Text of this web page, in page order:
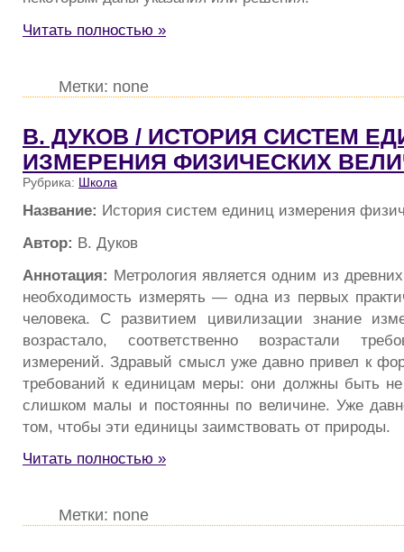
Читать полностью »
Метки: none
В. ДУКОВ / ИСТОРИЯ СИСТЕМ
ИЗМЕРЕНИЯ ФИЗИЧЕСКИХ
Рубрика: Школа
Название: История систем единиц измерения
Автор: В. Дуков
Аннотация: Метрология является одним из
необходимость измерять — одна из первых
человека. С развитием цивилизации знание
возрастало, соответственно возрастали
измерений. Здравый смысл уже давно привел к
требований к единицам меры: они должны быть
слишком малы и постоянны по величине. Уже
том, чтобы эти единицы заимствовать от природы.
Читать полностью »
Метки: none